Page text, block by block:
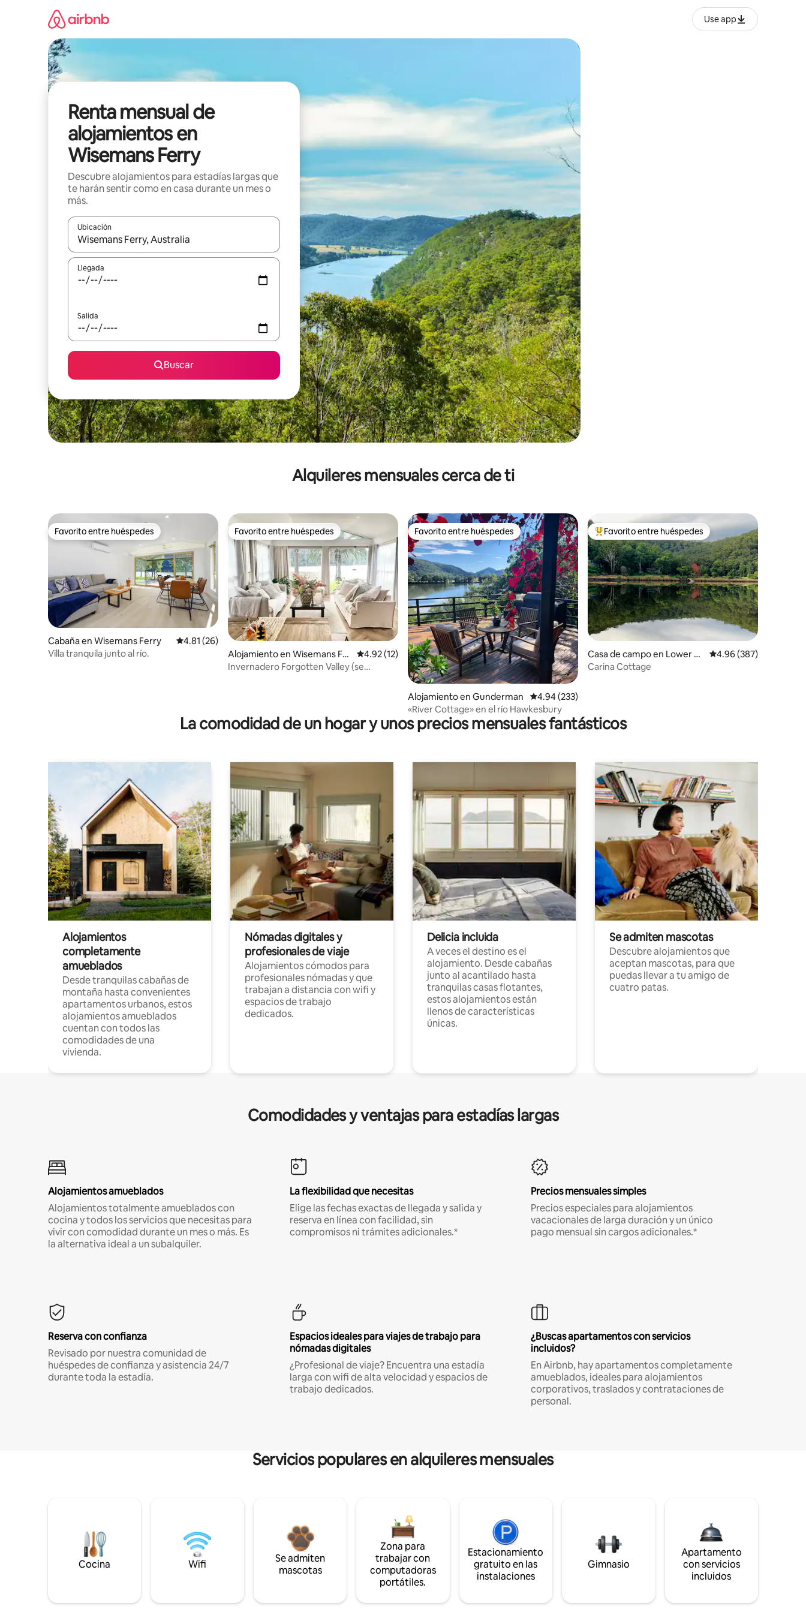
Use app
Renta mensual de
alojamientos en
Wisemans Ferry
Descubre alojamientos para estadías largas que
te harán sentir como en casa durante un mes o
más.
Ubicación
Cuando los resultados estén disponibles, navega con las teclas de flecha hacia arriba y hacia abajo o explora con el tacto o desliza el dedo.
Llegada
Salida
Buscar
Alquileres mensuales cerca de ti
Favorito entre huéspedes
Favorito entre huéspedes
Cabaña en Wisemans Ferry Calificación promedio: 4.81 de 5, 26 reseñas
4.81 (26)
Villa tranquila junto al río.
Favorito entre huéspedes
Favorito entre huéspedes
Alojamiento en Wisemans Fer
ry
Calificación promedio: 4.92 de 5, 12 reseñas
4.92 (12)
Invernadero Forgotten Valley (se
Favorito entre huéspedes
Favorito entre huéspedes
Alojamiento en Gunderman Calificación promedio: 4.94 de 5, 233 reseñas
4.94 (233)
«River Cottage» en el río Hawkesbury
Favorito entre huéspedes preferido
Favorito entre huéspedes
Casa de campo en Lower Po
rtland
Calificación promedio:
4.96 (387)
Carina Cottage
La comodidad de un hogar y unos precios mensuales fantásticos
Alojamientos
completamente
amueblados
Desde tranquilas cabañas de
montaña hasta convenientes
apartamentos urbanos, estos
alojamientos amueblados
cuentan con todos las
comodidades de una
vivienda.
Nómadas digitales y
profesionales de viaje
Alojamientos cómodos para
profesionales nómadas y que
trabajan a distancia con wifi y
espacios de trabajo
dedicados.
Delicia incluida
A veces el destino es el
alojamiento. Desde cabañas
junto al acantilado hasta
tranquilas casas flotantes,
estos alojamientos están
llenos de características
únicas.
Se admiten mascotas
Descubre alojamientos que
aceptan mascotas, para que
puedas llevar a tu amigo de
cuatro patas.
Comodidades y ventajas para estadías largas
Alojamientos amueblados
Alojamientos totalmente amueblados con
cocina y todos los servicios que necesitas para
vivir con comodidad durante un mes o más. Es
la alternativa ideal a un subalquiler.
La flexibilidad que necesitas
Elige las fechas exactas de llegada y salida y
reserva en línea con facilidad, sin
compromisos ni trámites adicionales.*
Precios mensuales simples
Precios especiales para alojamientos
vacacionales de larga duración y un único
pago mensual sin cargos adicionales.*
Reserva con confianza
Revisado por nuestra comunidad de
huéspedes de confianza y asistencia 24/7
durante toda la estadía.
Espacios ideales para viajes de trabajo para
nómadas digitales
¿Profesional de viaje? Encuentra una estadía
larga con wifi de alta velocidad y espacios de
trabajo dedicados.
¿Buscas apartamentos con servicios
incluidos?
En Airbnb, hay apartamentos completamente
amueblados, ideales para alojamientos
corporativos, traslados y contrataciones de
personal.
Servicios populares en alquileres mensuales
Cocina Wifi
Se admiten
mascotas
Zona para
trabajar con
computadoras
portátiles.
Estacionamiento
gratuito en las
instalaciones
Gimnasio
Apartamento
con servicios
incluidos